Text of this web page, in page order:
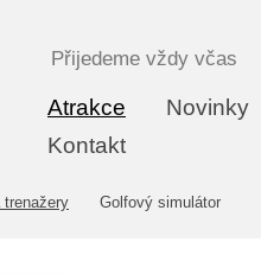
Atrakce
Novinky
Kontakt
Přijedeme vždy včas
trenažery Golfový simulátor